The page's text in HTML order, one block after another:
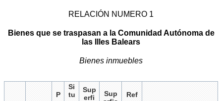
RELACIÓN NUMERO 1
Bienes que se traspasan a la Comunidad Autónoma de
las Illes Balears
Bienes inmuebles
P
Si
tu
Sup
erfi
Sup
Ref